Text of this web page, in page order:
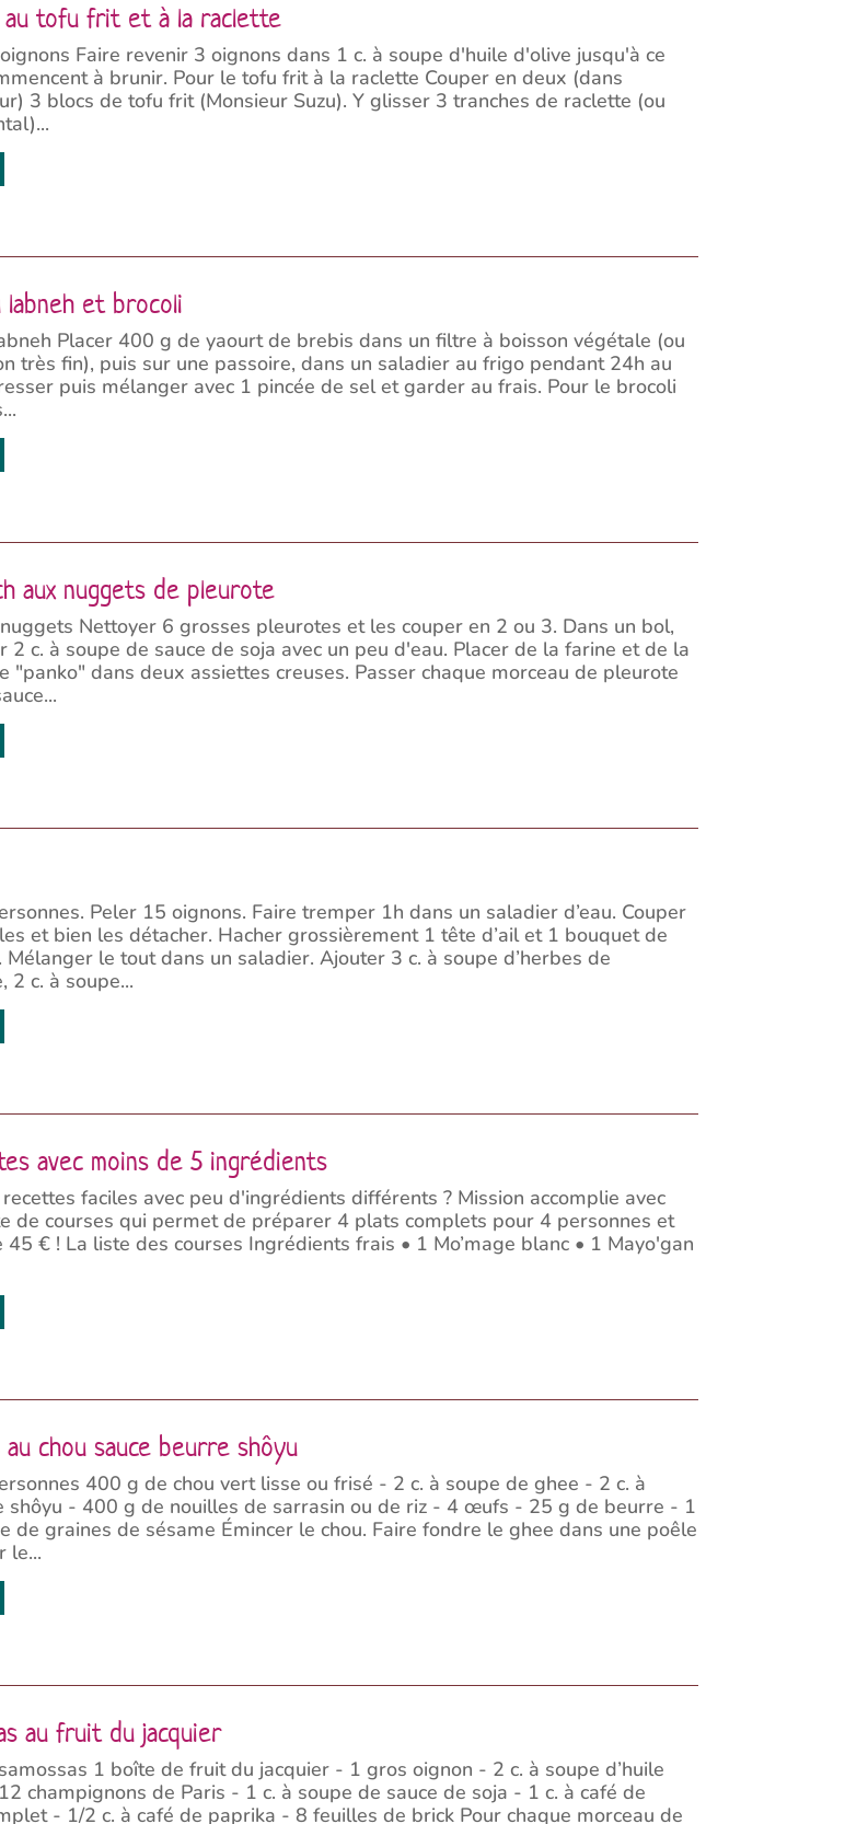
au tofu frit et à la raclette
Faire revenir 3 oignons dans 1 c. à soupe d'huile d'olive jusqu'à ce
à brunir. Pour le tofu frit à la raclette Couper en deux (dans
3 blocs de tofu frit (Monsieur Suzu). Y glisser 3 tranches de raclette (ou
labneh et brocoli
Placer 400 g de yaourt de brebis dans un filtre à boisson végétale (ou
très fin), puis sur une passoire, dans un saladier au frigo pendant 24h au
puis mélanger avec 1 pincée de sel et garder au frais. Pour le brocoli
aux nuggets de pleurote
Nettoyer 6 grosses pleurotes et les couper en 2 ou 3. Dans un bol,
2 c. à soupe de sauce de soja avec un peu d'eau. Placer de la farine et de la
"panko" dans deux assiettes creuses. Passer chaque morceau de pleurote
Peler 15 oignons. Faire tremper 1h dans un saladier d’eau. Couper
et bien les détacher. Hacher grossièrement 1 tête d’ail et 1 bouquet de
Mélanger le tout dans un saladier. Ajouter 3 c. à soupe d’herbes de
2 c. à soupe...
avec moins de 5 ingrédients
faciles avec peu d'ingrédients différents ? Mission accomplie avec
de courses qui permet de préparer 4 plats complets pour 4 personnes et
45 € ! La liste des courses Ingrédients frais • 1 Mo’mage blanc • 1 Mayo'gan
au chou sauce beurre shôyu
400 g de chou vert lisse ou frisé - 2 c. à soupe de ghee - 2 c. à
shôyu - 400 g de nouilles de sarrasin ou de riz - 4 œufs - 25 g de beurre - 1
de graines de sésame Émincer le chou. Faire fondre le ghee dans une poêle
le...
au fruit du jacquier
1 boîte de fruit du jacquier - 1 gros oignon - 2 c. à soupe d’huile
champignons de Paris - 1 c. à soupe de sauce de soja - 1 c. à café de
- 1/2 c. à café de paprika - 8 feuilles de brick Pour chaque morceau de